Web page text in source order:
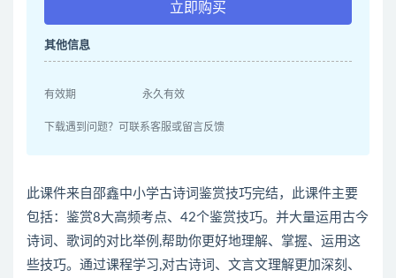
立即购买
其他信息
有效期 永久有效
下载遇到问题？可联系客服或留言反馈
此课件来自邵鑫中小学古诗词鉴赏技巧完结，此课件主要
包括：鉴赏8大高频考点、42个鉴赏技巧。并大量运用古今
诗词、歌词的对比举例,帮助你更好地理解、掌握、运用这
些技巧。通过课程学习,对古诗词、文言文理解更加深刻、